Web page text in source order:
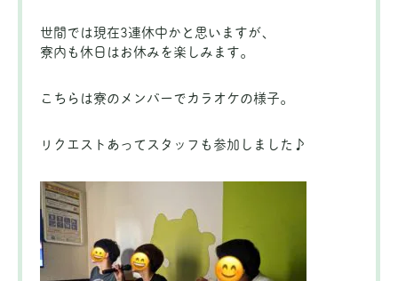
世間では現在3連休中かと思いますが、
寮内も休日はお休みを楽しみます。
こちらは寮のメンバーでカラオケの様子。
リクエストあってスタッフも参加しました♪